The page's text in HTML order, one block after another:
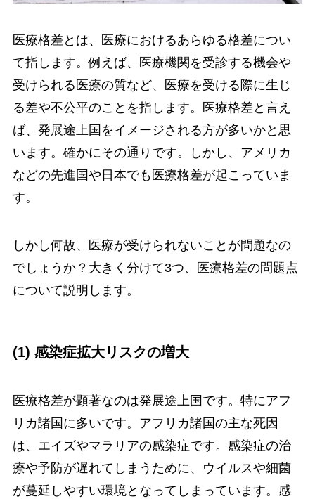
医療格差とは、医療におけるあらゆる格差につい
て指します。例えば、医療機関を受診する機会や
受けられる医療の質など、医療を受ける際に生じ
る差や不公平のことを指します。医療格差と言え
ば、発展途上国をイメージされる方が多いかと思
います。確かにその通りです。しかし、アメリカ
などの先進国や日本でも医療格差が起こっていま
す。
しかし何故、医療が受けられないことが問題なの
でしょうか？大きく分けて3つ、医療格差の問題点
について説明します。
(1) 感染症拡大リスクの増大
医療格差が顕著なのは発展途上国です。特にアフ
リカ諸国に多いです。アフリカ諸国の主な死因
は、エイズやマラリアの感染症です。感染症の治
療や予防が遅れてしまうために、ウイルスや細菌
が蔓延しやすい環境となってしまっています。感